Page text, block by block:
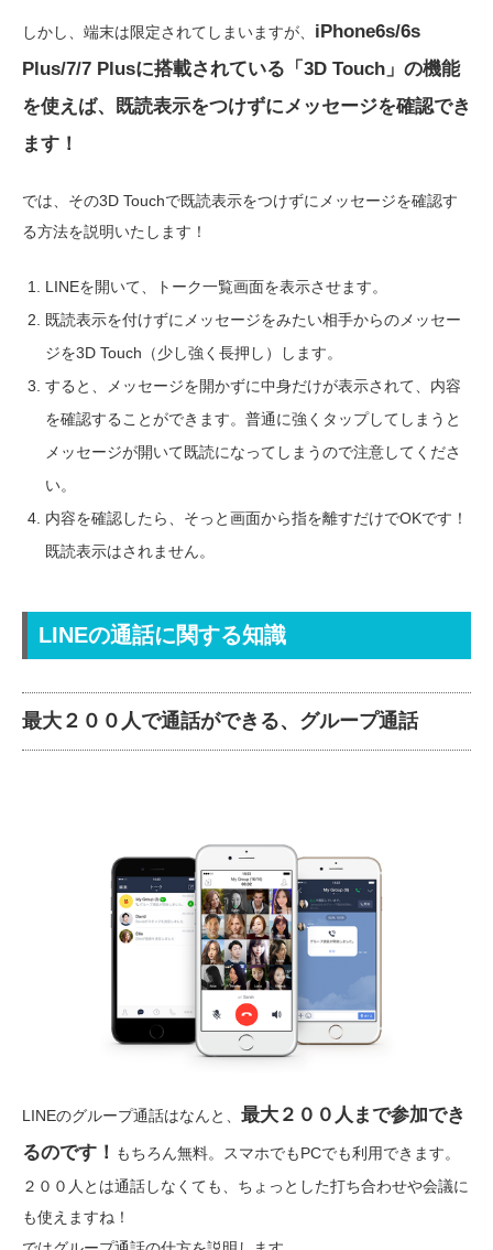
しかし、端末は限定されてしまいますが、 iPhone6s/6s
Plus/7/7 Plusに搭載されている「3D Touch」の機能
を使えば、既読表示をつけずにメッセージを確認でき
ます！
では、その3D Touchで既読表示をつけずにメッセージを確認す
る方法を説明いたします！
LINEを開いて、トーク一覧画面を表示させます。
既読表示を付けずにメッセージをみたい相手からのメッセー
ジを3D Touch（少し強く長押し）します。
すると、メッセージを開かずに中身だけが表示されて、内容
を確認することができます。普通に強くタップしてしまうと
メッセージが開いて既読になってしまうので注意してくださ
い。
内容を確認したら、そっと画面から指を離すだけでOKです！
既読表示はされません。
LINEの通話に関する知識
最大２００人で通話ができる、グループ通話
LINEのグループ通話はなんと、 最大２００人まで参加でき
るのです！ もちろん無料。スマホでもPCでも利用できます。
２００人とは通話しなくても、ちょっとした打ち合わせや会議に
も使えますね！